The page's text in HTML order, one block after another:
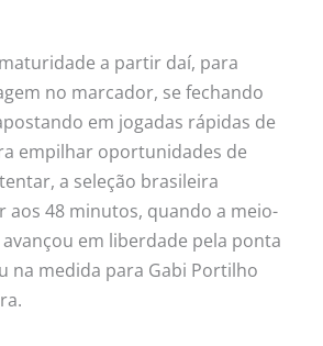
a partir daí, para
no marcador, se fechando
em jogadas rápidas de
empilhar oportunidades de
a seleção brasileira
aos 48 minutos, quando a meio-
em liberdade pela ponta
na medida para Gabi Portilho